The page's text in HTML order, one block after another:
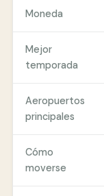
Moneda
Mejor
temporada
Aeropuertos
principales
Cómo
moverse